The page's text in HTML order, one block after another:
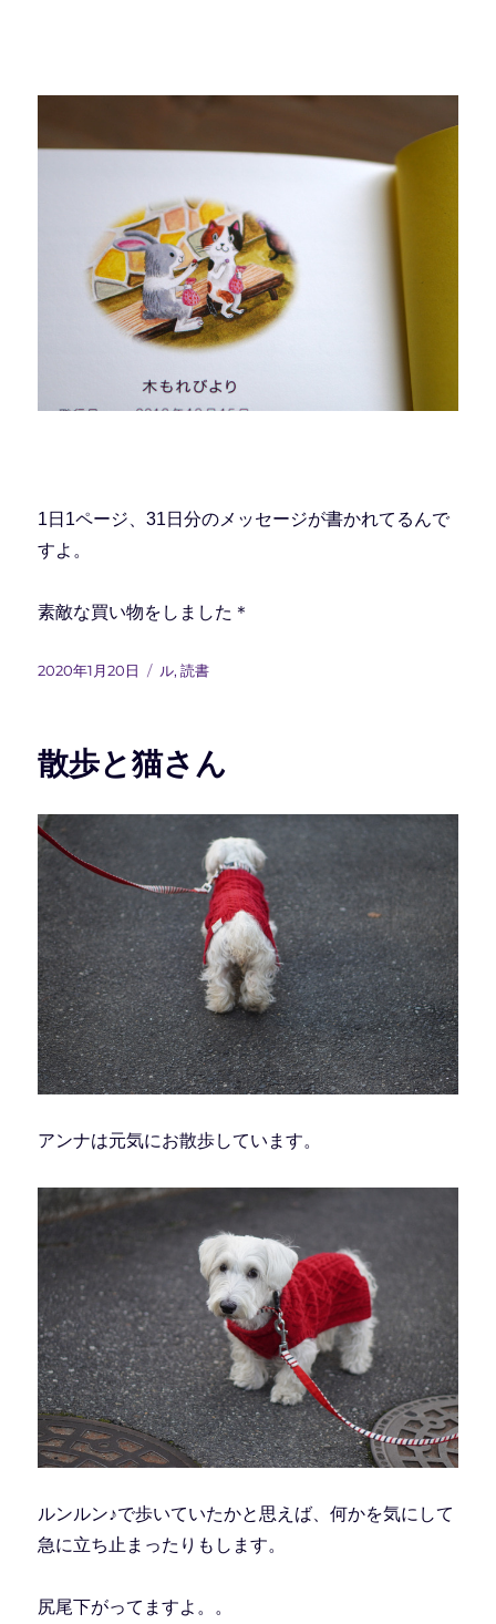
1日1ページ、31日分のメッセージが書かれてるんで
すよ。
素敵な買い物をしました＊
投
2020年1月20日
カ
ー
ル,読書
散歩と猫さん
アンナは元気にお散歩しています。
ルンルン♪で歩いていたかと思えば、何かを気にして
急に立ち止まったりもします。
尻尾下がってますよ。。